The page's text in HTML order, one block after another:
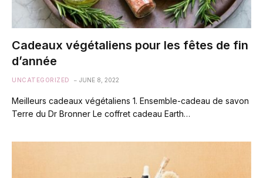
Cadeaux végétaliens pour les fêtes de fin
d’année
UNCATEGORIZED JUNE 8, 2022
Meilleurs cadeaux végétaliens 1. Ensemble-cadeau de savon
Terre du Dr Bronner Le coffret cadeau Earth…